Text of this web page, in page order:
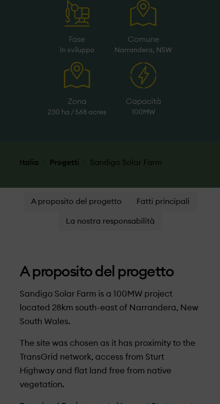
Fase
In sviluppo
Comune
Narrandera, NSW
Zona
230 ha / 568 acres
Capacità
100MW
Italia Progetti Sandigo Solar Farm
A proposito del progetto Fatti principali
La nostra responsabilità
A proposito del progetto
Sandigo Solar Farm is a 100MW project
located 28km south-east of Narrandera, New
South Wales.
The site was chosen as it has proximity to the
TransGrid network, access from Sturt
Highway and flat land free from native
vegetation.